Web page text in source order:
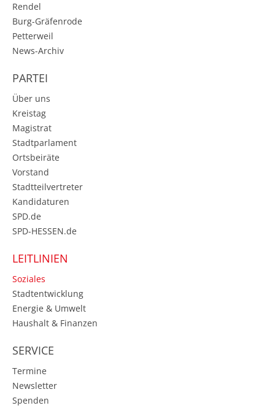
Rendel
Burg-Gräfenrode
Petterweil
News-Archiv
PARTEI
Über uns
Kreistag
Magistrat
Stadtparlament
Ortsbeiräte
Vorstand
Stadtteilvertreter
Kandidaturen
SPD.de
SPD-HESSEN.de
LEITLINIEN
Soziales
Stadtentwicklung
Energie & Umwelt
Haushalt & Finanzen
SERVICE
Termine
Newsletter
Spenden